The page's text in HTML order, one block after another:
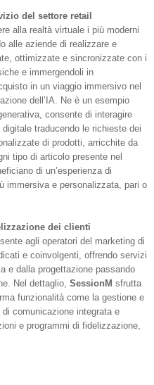
del settore retail
alla realtà virtuale i più moderni
alle aziende di realizzare e
ottimizzate e sincronizzate con i
e immergendoli in
in un viaggio immersivo nel
dell’IA. Ne è un esempio
consente di interagire
traducendo le richieste dei
di prodotti, arricchite da
tipo di articolo presente nel
di un’esperienza di
immersiva e personalizzata, pari o
dei clienti
agli operatori del marketing di
e coinvolgenti, offrendo servizi
e dalla progettazione passando
Nel dettaglio, SessionM sfrutta
funzionalità come la gestione e
di comunicazione integrata e
e programmi di fidelizzazione,